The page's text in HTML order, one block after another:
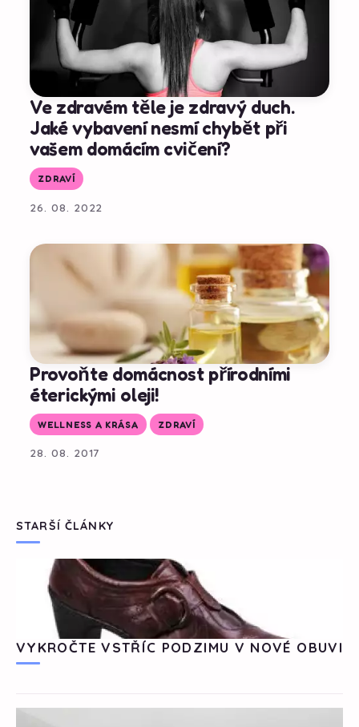
Ve zdravém těle je zdravý duch.
Jaké vybavení nesmí chybět při
vašem domácím cvičení?
ZDRAVÍ
26. 08. 2022
Provoňte domácnost přírodními
éterickými oleji!
WELLNESS A KRÁSA ZDRAVÍ
28. 08. 2017
STARŠÍ ČLÁNKY
VYKROČTE VSTŘÍC PODZIMU V NOVÉ OBUVI